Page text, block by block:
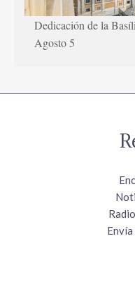
Dedicación de la
Agosto 5